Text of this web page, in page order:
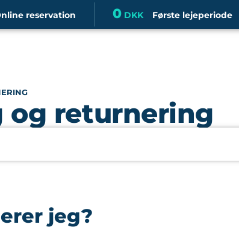
reservation Første lejeperiode
0DKK
returnering
jeg?